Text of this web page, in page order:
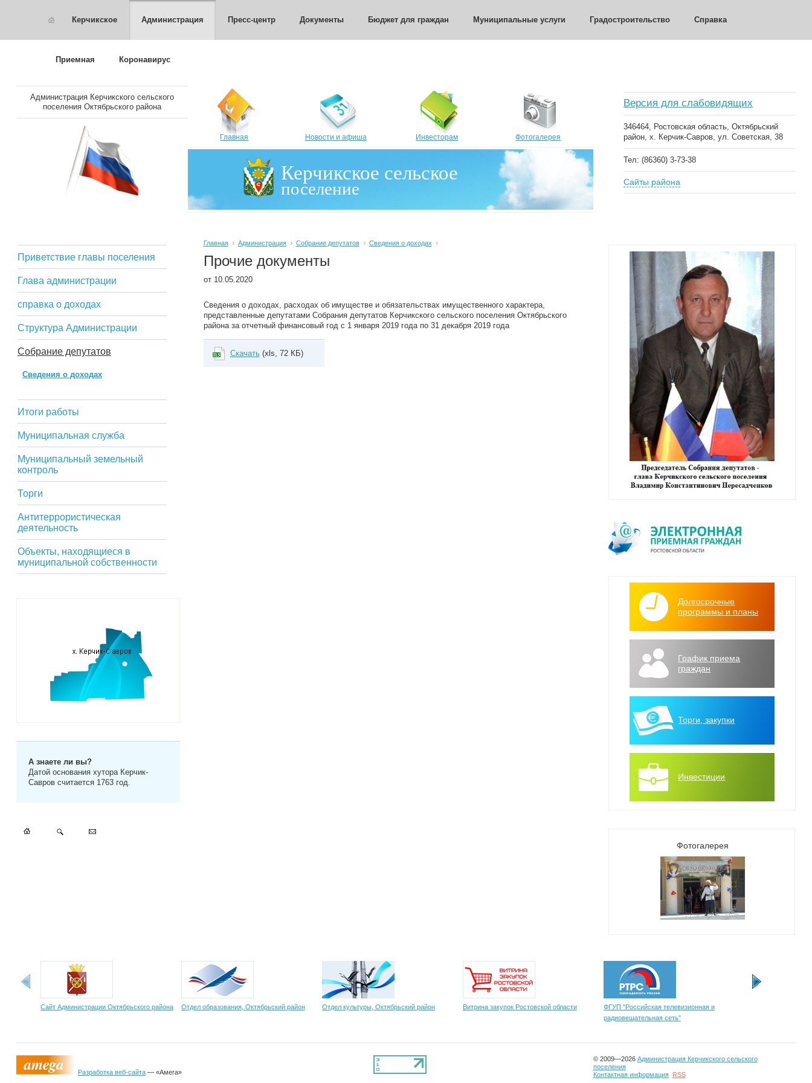
Керчикское Администрация Пресс-центр Документы Бюджет для граждан Муниципальные услуги Градостроительство Справка
Приемная Коронавирус
Администрация Керчикского сельского
поселения Октябрьского района
Главная Новости и афиша Инвесторам Фотогалерея
Керчикское сельское
поселение
Версия для слабовидящих
346464, Ростовская область, Октябрьский
район, х. Керчик-Савров, ул. Советская, 38
Тел: (86360) 3-73-38
Сайты района
Приветствие главы поселения
Глава администрации
справка о доходах
Структура Администрации
Собрание депутатов
Сведения о доходах
Итоги работы
Муниципальная служба
Муниципальный земельный
контроль
Торги
Антитеррористическая
деятельность
Объекты, находящиеся в
муниципальной собственности
А знаете ли вы?
Датой основания хутора Керчик-
Савров считается 1763 год.
Главная Администрация Собрание депутатов Сведения о доходах
Прочие документы
от 10.05.2020
Сведения о доходах, расходах об имуществе и обязательствах имущественного характера,
представленные депутатами Собрания депутатов Керчикского сельского поселения Октябрьского
района за отчетный финансовый год с 1 января 2019 года по 31 декабря 2019 года
Скачать(xls, 72 КБ)
Долгосрочные
программы и планы
График приема
граждан
Торги, закупки
Инвестиции
Фотогалерея
Сайт Администрации Октябрьского района Отдел образования, Октябрьский район Отдел культуры, Октябрьский район Витрина закупок Ростовской области
ФГУП "Российская телевизионная и
радиовещательная сеть"
Разработка веб-сайта— «Амега»
© 2009—2026 Администрация Керчикского сельского
поселения
Контактная информация
RSS